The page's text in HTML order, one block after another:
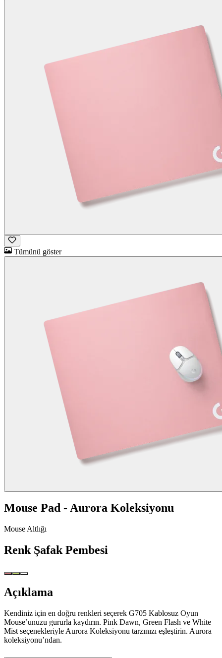
Tümünü göster
Mouse Pad - Aurora Koleksiyonu
Mouse Altlığı
Renk Şafak Pembesi
Açıklama
Kendiniz için en doğru renkleri seçerek G705 Kablosuz Oyun
Mouse’unuzu gururla kaydırın. Pink Dawn, Green Flash ve White
Mist seçenekleriyle Aurora Koleksiyonu tarzınızı eşleştirin. Aurora
koleksiyonu’ndan.